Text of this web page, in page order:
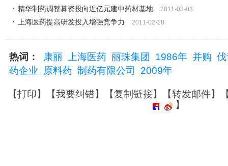
精华制药调整募资投向近亿元建中药材基地 2011-03-03
上海医药提高研发投入增强竞争力 2011-02-28
热词： 康丽 上海医药 丽珠集团 1986年 并购
药企业
原料药 制药有限公司 2009年
【打印】【我要纠错】【复制链接】【转发邮件】
】